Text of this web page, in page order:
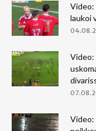
Video:
laukoi
Video:
Video: